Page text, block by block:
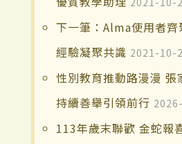
下一筆：Alma使用者齊
經驗凝聚共識 2021-10-
性別教育推動路漫漫 張
持續善舉引領前行
113年歲末聯歡 金蛇報